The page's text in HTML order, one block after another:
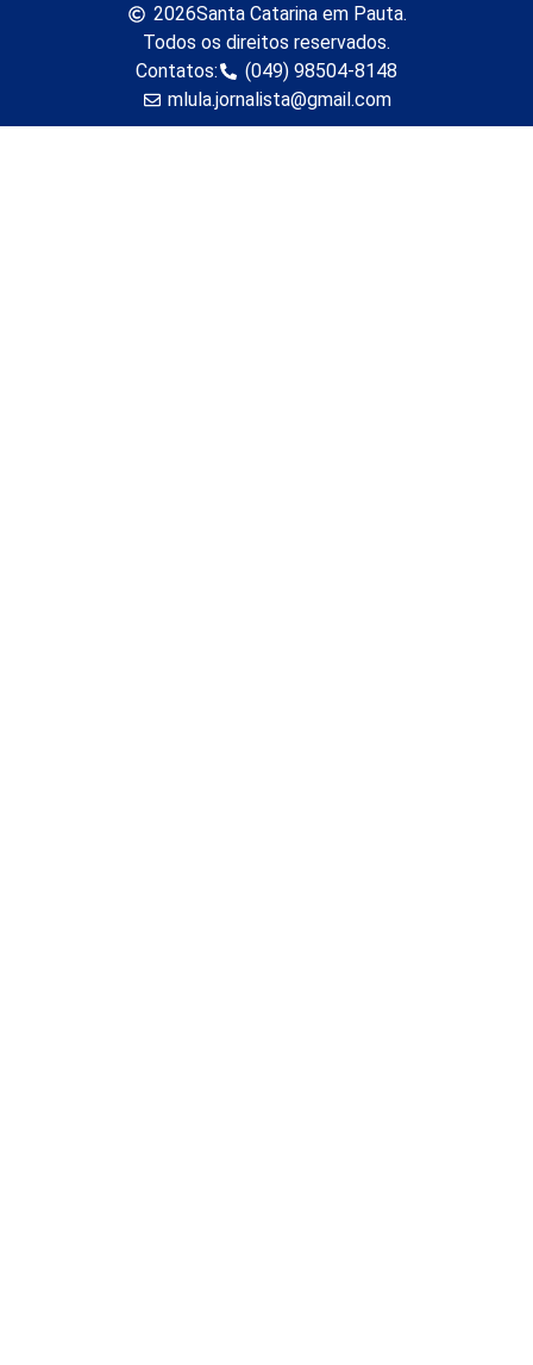
2026Santa Catarina em Pauta.
Todos os direitos reservados.
Contatos:
(049) 98504-8148
mlula.jornalista@gmail.com